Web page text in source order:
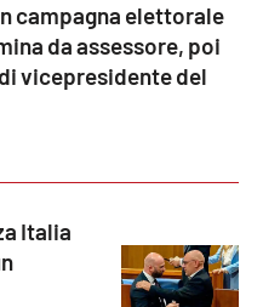
campagna elettorale
da assessore, poi
vicepresidente del
Italia